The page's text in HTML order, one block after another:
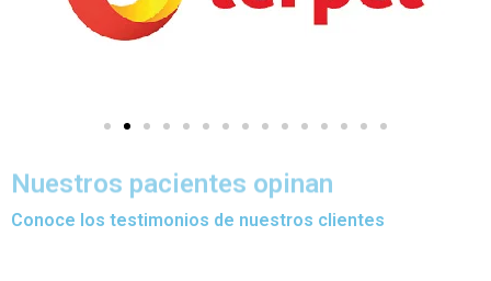
Nuestros pacientes opinan
Conoce los testimonios de nuestros clientes